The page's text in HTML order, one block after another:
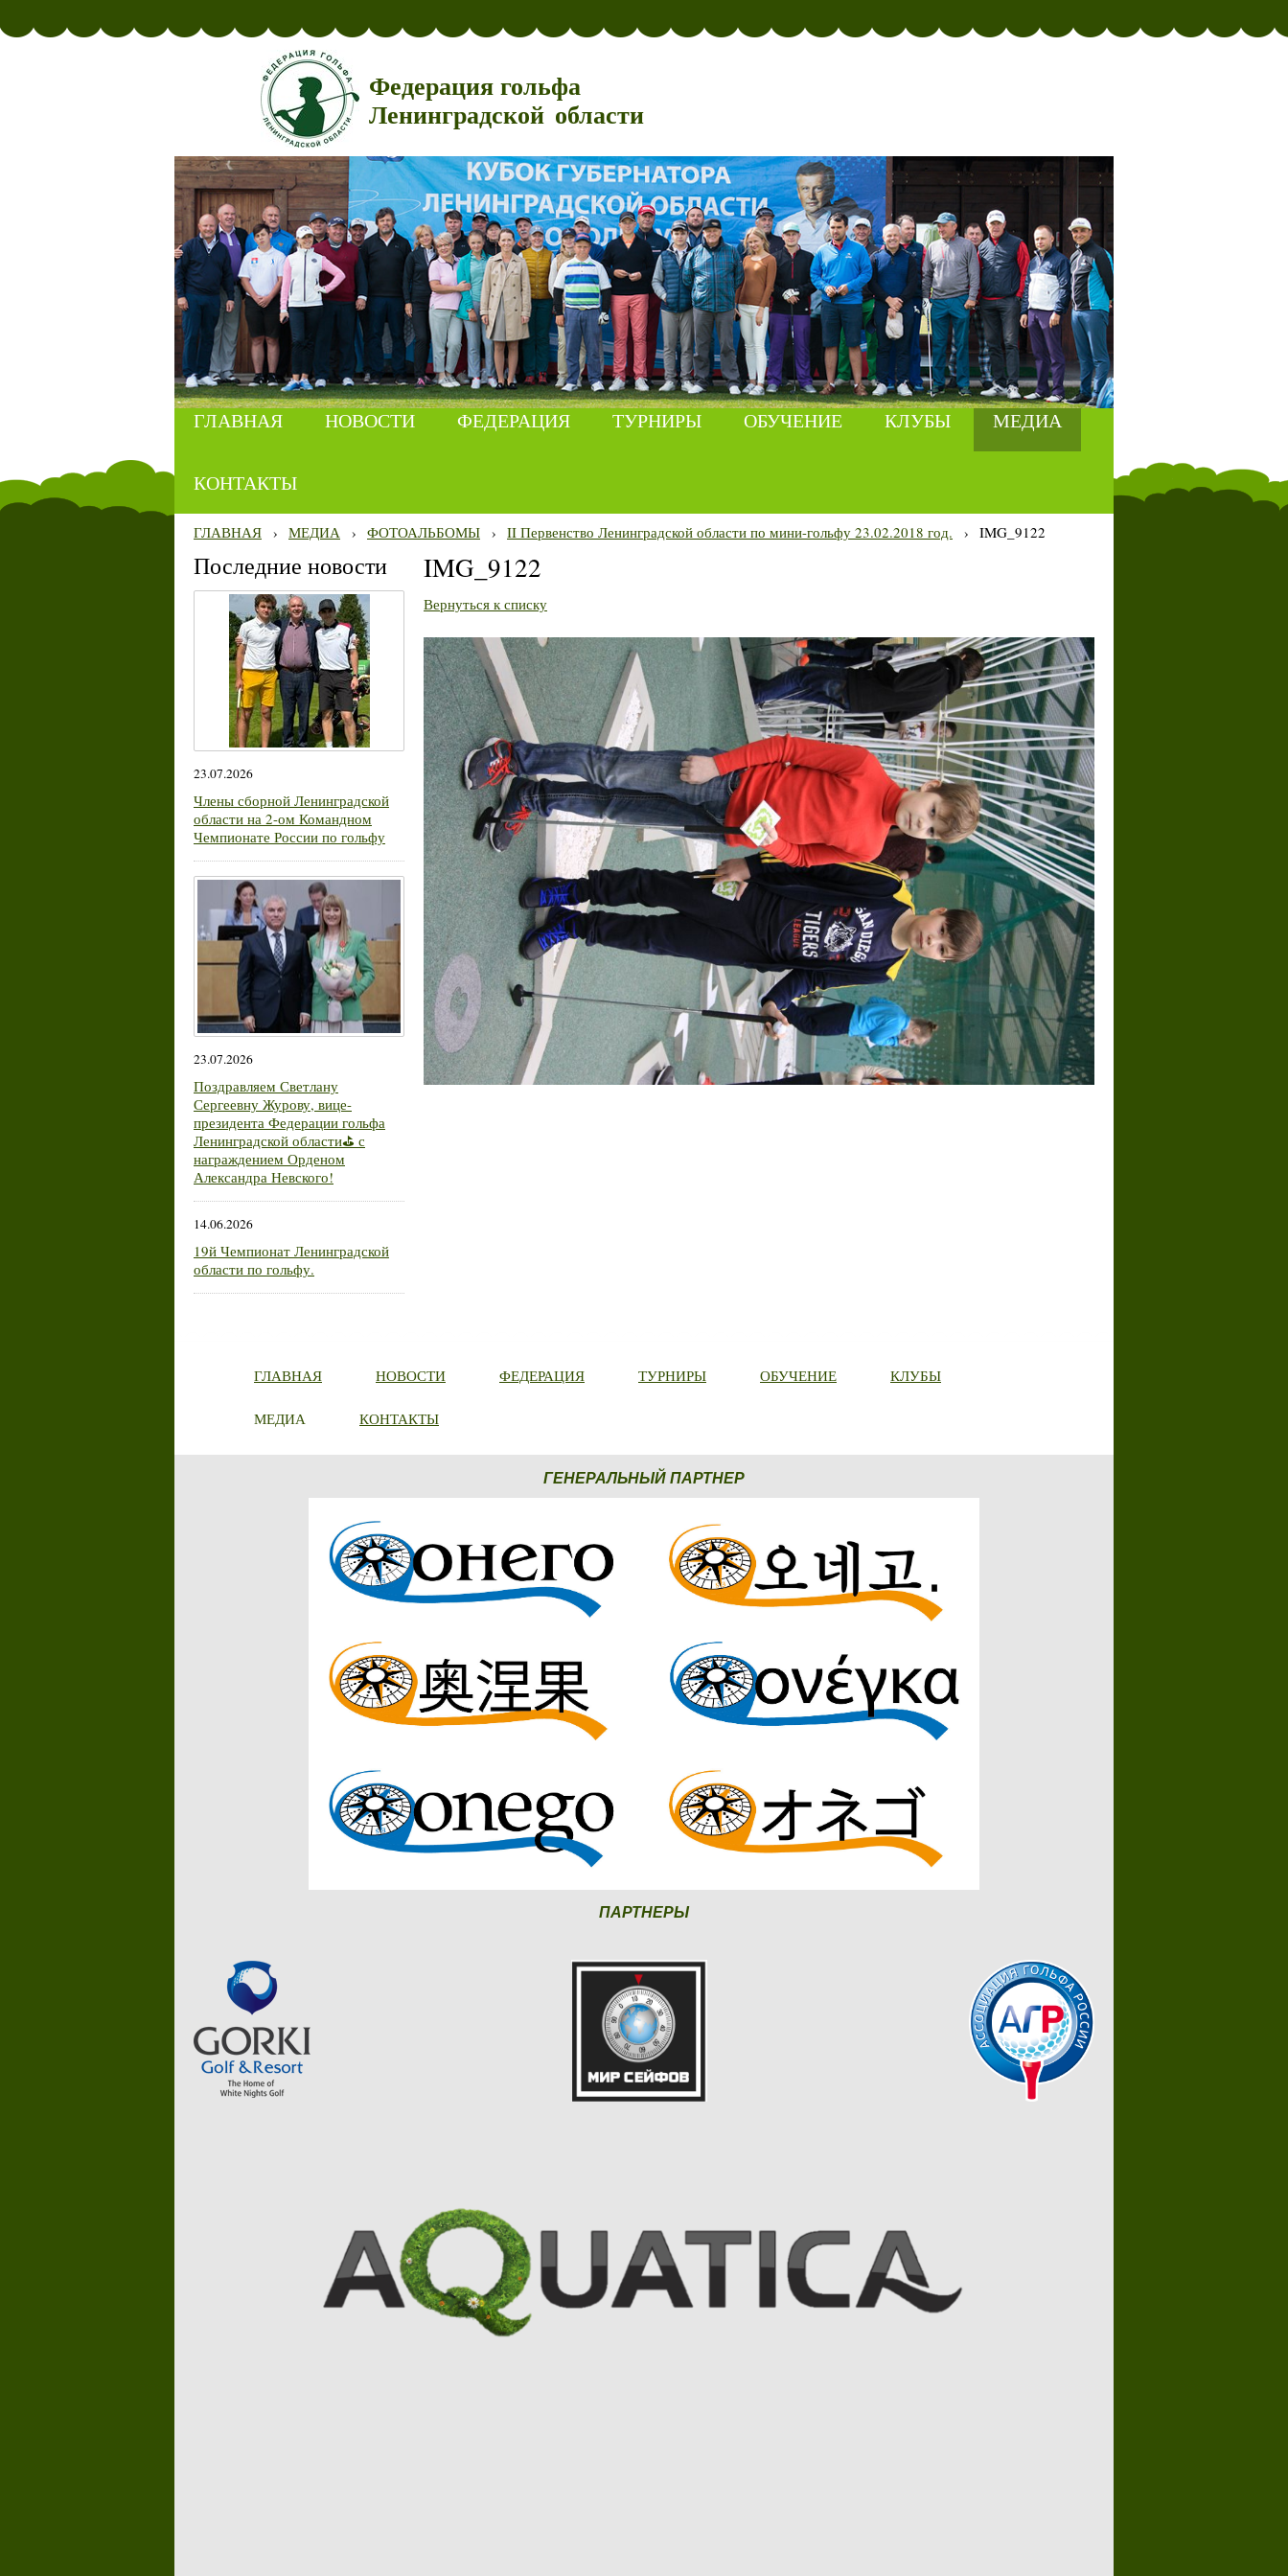
Федерация гольфа
Ленинградской области
ГЛАВНАЯ НОВОСТИ ФЕДЕРАЦИЯ ТУРНИРЫ ОБУЧЕНИЕ КЛУБЫ МЕДИА
КОНТАКТЫ
ГЛАВНАЯ › МЕДИА › ФОТОАЛЬБОМЫ › II Первенство Ленинградской области по мини-гольфу 23.02.2018 год. › IMG_9122
Последние новости
23.07.2026
Члены сборной Ленинградской
области на 2-ом Командном
Чемпионате России по гольфу
23.07.2026
Поздравляем Светлану
Сергеевну Журову, вице-
президента Федерации гольфа
Ленинградской области⛳ с
награждением Орденом
Александра Невского!
14.06.2026
19й Чемпионат Ленинградской
области по гольфу.
IMG_9122
Вернуться к списку
ГЛАВНАЯ НОВОСТИ ФЕДЕРАЦИЯ ТУРНИРЫ ОБУЧЕНИЕ КЛУБЫ
МЕДИА КОНТАКТЫ
ГЕНЕРАЛЬНЫЙ ПАРТНЕР
ПАРТНЕРЫ